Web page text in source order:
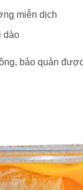
miễn dịch
dào
bảo quản